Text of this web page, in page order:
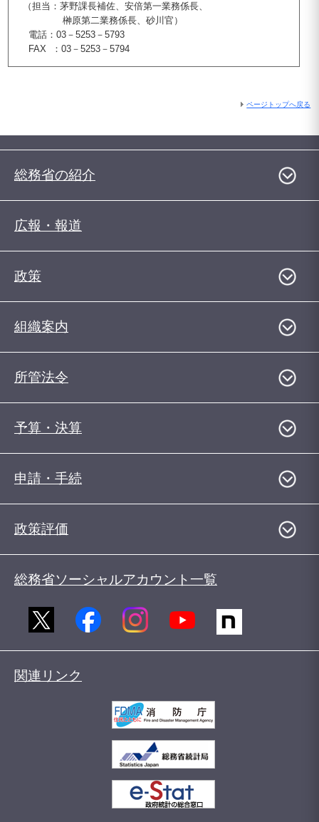
（担当：茅野課長補佐、安倍第一業務係長、
榊原第二業務係長、砂川官）
電話：03－5253－5793
FAX ：03－5253－5794
ページトップへ戻る
総務省の紹介
広報・報道
政策
組織案内
所管法令
予算・決算
申請・手続
政策評価
総務省ソーシャルアカウント一覧
関連リンク